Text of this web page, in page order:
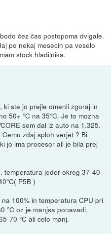
čez čas postopoma dvigale.
po nekaj mesecih pa veselo
stock hladilnika.
ki ste jo prejle omenli zgoraj in
50+ °C na 35°C. Je to mozna
sem dal iz auto na 1.325.
zdaj sploh verjet ? Bi
jo ima procesor ali je bila prej
temperatura jeder okrog 37-40
P5B )
100% in temperatura CPU pri
°C oz je manjsa ponavadi,
70 °C ali celo manj.